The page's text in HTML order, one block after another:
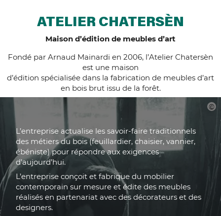
ATELIER CHATERSÈN
Maison d’édition de meubles d’art
Fondé par Arnaud Mainardi en 2006, l’Atelier Chatersèn
est une maison
d’édition spécialisée dans la fabrication de meubles d’art
en bois brut issu de la forêt.
L’entreprise actualise les savoir-faire traditionnels
des métiers du bois (feuillardier, chaisier, vannier,
ébéniste) pour répondre aux exigences
d’aujourd’hui.
L’entreprise conçoit et fabrique du mobilier
contemporain sur mesure et édite des meubles
réalisés en partenariat avec des décorateurs et des
designers.